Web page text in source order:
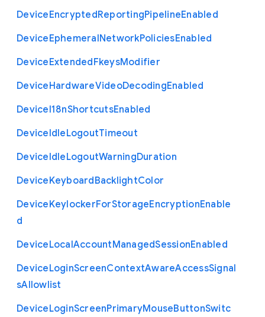
DeviceEncryptedReportingPipelineEnabled
DeviceEphemeralNetworkPoliciesEnabled
DeviceExtendedFkeysModifier
DeviceHardwareVideoDecodingEnabled
DeviceI18nShortcutsEnabled
DeviceIdleLogoutTimeout
DeviceIdleLogoutWarningDuration
DeviceKeyboardBacklightColor
DeviceKeylockerForStorageEncryptionEnable
d
DeviceLocalAccountManagedSessionEnabled
DeviceLoginScreenContextAwareAccessSignal
sAllowlist
DeviceLoginScreenPrimaryMouseButtonSwitc